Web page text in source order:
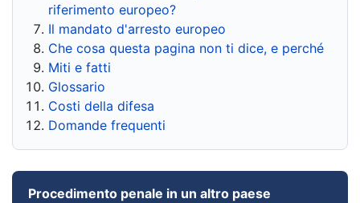
riferimento europeo?
Il mandato d'arresto europeo
Che cosa questa pagina non ti dice, e perché
Miti e fatti
Glossario
Costi della difesa
Domande frequenti
Procedimento penale in un altro paese